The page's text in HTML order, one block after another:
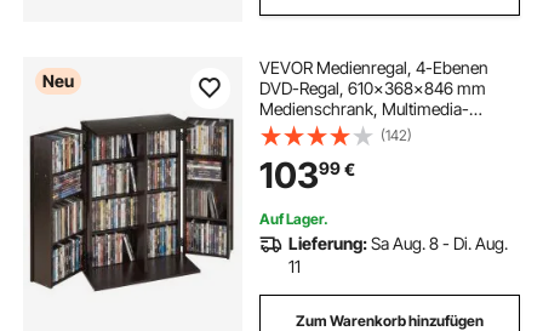
Neu
VEVOR Medienregal, 4-Ebenen
DVD-Regal, 610x368x846 mm
Medienschrank, Multimedia-
Aufbewahrung für CDs, DVDs,
Bücher, Spiele, CD-Regal für
Wohnzimmer, Homeoffice,
Aufnahmeraum, Braun
(142)
10399€
Auf Lager.
Lieferung:Sa Aug. 8 - Di. Aug.
11
Zum Warenkorb hinzufügen